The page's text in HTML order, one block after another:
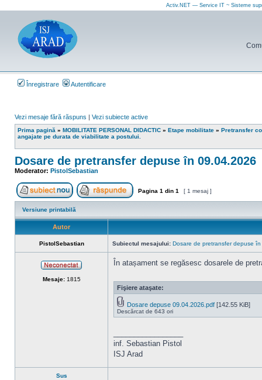
Activ.NET — Service IT ~ Sisteme
Înregistrare Autentificare
Vezi mesaje fără răspuns | Vezi subiecte active
Prima pagină » MOBILITATE PERSONAL DIDACTIC » Etape mobilitate » Pretransfer
angajate pe durata de viabilitate a postului.
Dosare de pretransfer depuse în 09.04.2026
Moderator: PistolSebastian
Scrie un subiect nou Răspunde la subiect
Pagina 1 din 1 [ 1 mesaj ]
Versiune printabilă
Autor
PistolSebastian Subiectul mesajului: Dosare de pretransfer depuse
Mesaje:1815
În atașament se regăsesc dosarele de
Fişiere ataşate:
Dosare depuse 09.04.2026.pdf [142.55 KiB]
Descărcat de 643 ori
inf. Sebastian Pistol
ISJ Arad
Sus